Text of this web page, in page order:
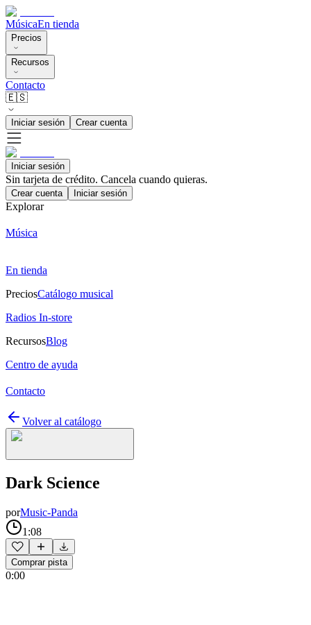
MúsicaEn tienda
Precios
Recursos
Contacto
🇪🇸
Iniciar sesión Crear cuenta
Iniciar sesión
Sin tarjeta de crédito. Cancela cuando quieras.
Crear cuenta Iniciar sesión
Explorar
Música
En tienda
PreciosCatálogo musical
Radios In-store
RecursosBlog
Centro de ayuda
Contacto
Volver al catálogo
Dark Science
porMusic-Panda
1:08
Comprar pista
0:00